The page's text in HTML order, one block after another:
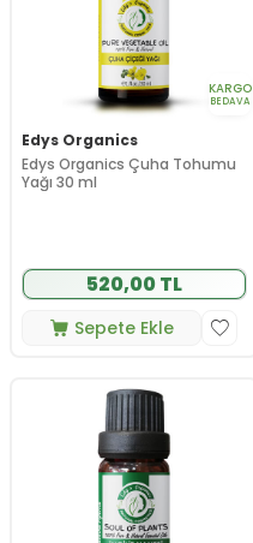
KARGO
BEDAVA
Edys Organics
Edys Organics Çuha Tohumu
Yağı 30 ml
520,00 TL
Sepete Ekle